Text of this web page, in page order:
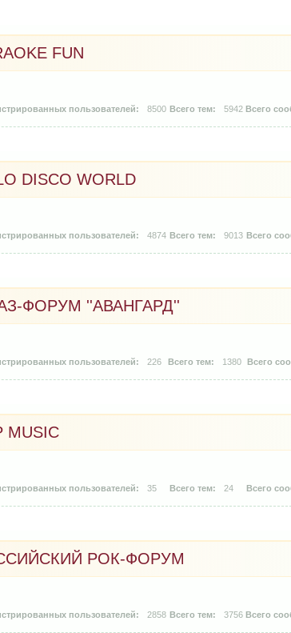
FUN
8500 5942
DISCO WORLD
4874 9013
ФОРУМ ''АВАНГАРД''
226 1380
MUSIC
35 24
РОК-ФОРУМ
2858 3756